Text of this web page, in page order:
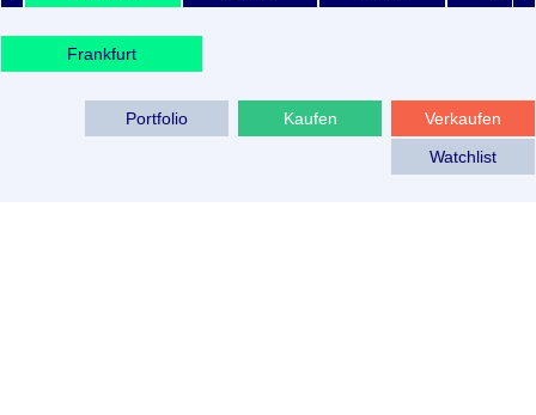
Frankfurt
Verkaufen
Kaufen
Portfolio
Watchlist